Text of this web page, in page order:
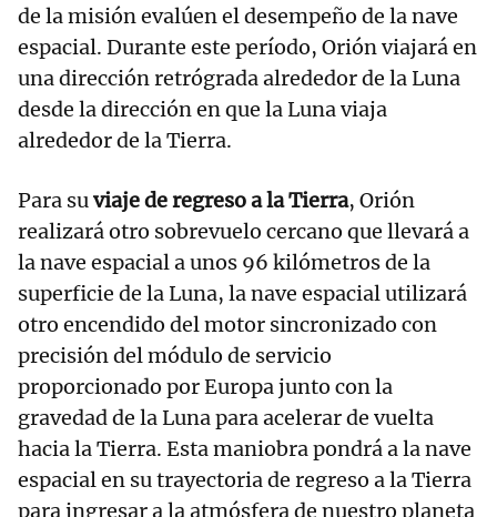
de la misión evalúen el desempeño de la nave
espacial. Durante este período, Orión viajará en
una dirección retrógrada alrededor de la Luna
desde la dirección en que la Luna viaja
alrededor de la Tierra.
Para suviaje de regreso a la Tierra, Orión
realizará otro sobrevuelo cercano que llevará a
la nave espacial a unos 96 kilómetros de la
superficie de la Luna, la nave espacial utilizará
otro encendido del motor sincronizado con
precisión del módulo de servicio
proporcionado por Europa junto con la
gravedad de la Luna para acelerar de vuelta
hacia la Tierra. Esta maniobra pondrá a la nave
espacial en su trayectoria de regreso a la Tierra
para ingresar a la atmósfera de nuestro planeta